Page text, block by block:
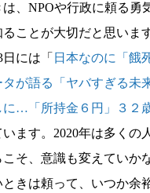
、NPOや行政に頼る勇
ことが大切だと思います
には「 日本なのに「餓
が語る「ヤバすぎる未来
に…「所持金６円」３２
ます。2020年は多くの
そ、意識も変えていか
ときは頼って、いつか余